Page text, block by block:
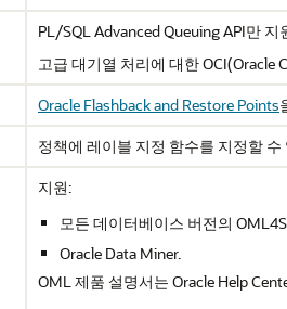
PL/SQL Advanced Queuing API만 지
고급 대기열 처리에 대한 OCI(Oracle
Oracle Flashback and Restore Points
정책에 레이블 지정 함수를 지정할 수
지원:
모든 데이터베이스 버전의
Oracle Data Miner.
OML 제품 설명서는 Oracle Help